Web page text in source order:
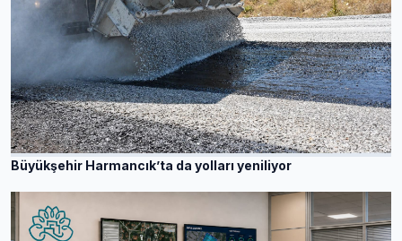
Büyükşehir Harmancık’ta da yolları yeniliyor